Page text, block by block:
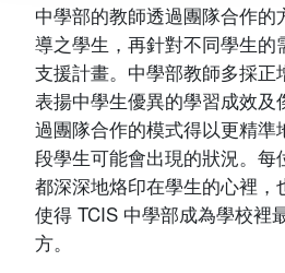
中學部的教師透過團隊合作的
導之學生，再針對不同學生的
支援計畫。中學部教師多採正
表揚中學生優異的學習成效及
過團隊合作的模式得以更精準
段學生可能會出現的狀況。每
都深深地烙印在學生的心裡，
使得 TCIS 中學部成為學校裡
方。